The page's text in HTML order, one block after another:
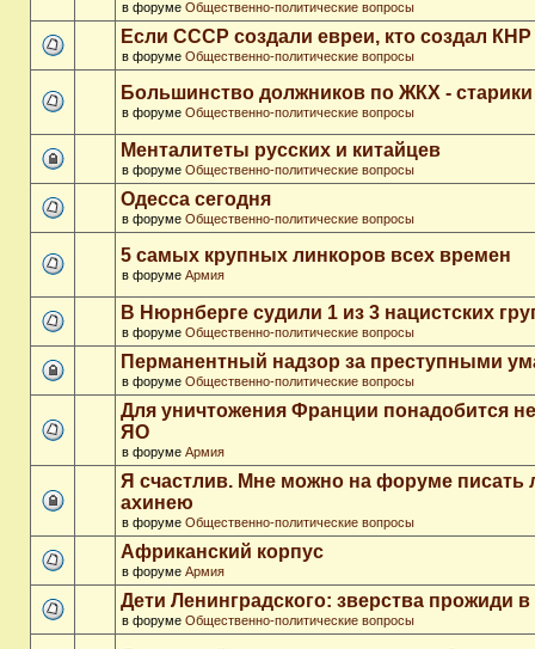
в форуме Общественно-политические вопросы
Если СССР создали евреи, кто создал
в форуме Общественно-политические вопросы
Большинство должников по ЖКХ - старики
в форуме Общественно-политические вопросы
Менталитеты русских и китайцев
в форуме Общественно-политические вопросы
Одесса сегодня
в форуме Общественно-политические вопросы
5 самых крупных линкоров всех времен
в форуме Армия
В Нюрнберге судили 1 из 3 нацистских
в форуме Общественно-политические вопросы
Перманентный надзор за преступными
в форуме Общественно-политические вопросы
Для уничтожения Франции понадобится
ЯО
в форуме Армия
Я счастлив. Мне можно на форуме
ахинею
в форуме Общественно-политические вопросы
Африканский корпус
в форуме Армия
Дети Ленинградского: зверства прожиди
в форуме Общественно-политические вопросы